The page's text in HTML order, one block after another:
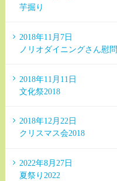
芋掘り
2018年11月7日
ノリオダイニングさん慰問
2018年11月11日
文化祭2018
2018年12月22日
クリスマス会2018
2022年8月27日
夏祭り2022